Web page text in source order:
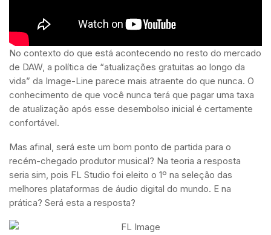
No contexto do que está acontecendo no resto do mercado
de DAW, a política de “atualizações gratuitas ao longo da
vida” da Image-Line parece mais atraente do que nunca. O
conhecimento de que você nunca terá que pagar uma taxa
de atualização após esse desembolso inicial é certamente
confortável.
Mas afinal, será este um bom ponto de partida para o
recém-chegado produtor musical? Na teoria a resposta
seria sim, pois FL Studio foi eleito o 1º na seleção das
melhores plataformas de áudio digital do mundo. E na
prática? Será esta a resposta?